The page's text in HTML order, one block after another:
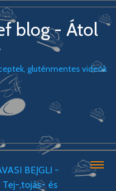
blog - Átol
gluténmentes videók
BEJGLI -
,tojás- és